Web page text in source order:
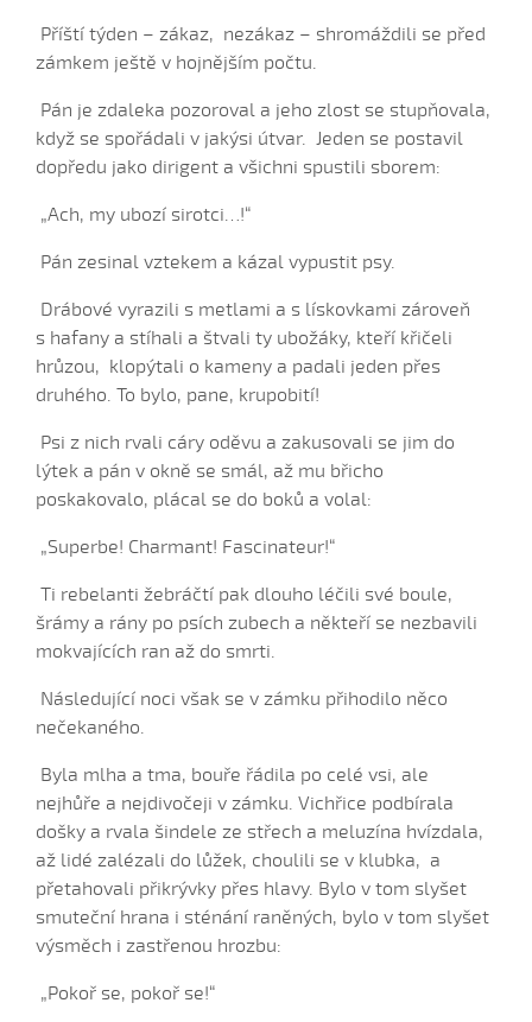
Ej, léto, léto (Jachníková Markéta, 2010)
Ej, moselo by nebyc (Antonín Bruštík, 2004)
Ej oře, oře, pánú pacholek (Jana Záhorová, 2005)
Ej oře, oře pánú pacholek (Kristýna Macková, 2009)
Ej, padá, padá rosička (Adéla Čevelová, 2010)
Ej, padá, padá rosička (Kateřina Koníčková, 2004)
Ej, počkaj, Juro, Jane...
Ej, počkaj, Juro, Jane (Klára Elsnerová, 2008)
Ej, rozmarýn, rozmarýn...
Ej, vím já o děvčině
Ešče si zazpjevám (Provodovská Kristýna, 2010)
Eště byly štyry týdně do hodů
Eště jednú
Fialenko modrá...
Fialenko modrá, co nemožeš
Haj, husičky, haj (Helena Šťastná, 2008)
Hnalo dívča krávy (Čevelová Adéla, 2008)
Hnalo dívča krávy, hnalo (Jolana Sedlářová, 2017)
Hnalo dívča krávy (Kristýna Menšíková, 2013)
Hnalo dívča krávy (Lucie Němečková, 2013)
Hnalo dívča krávy (Nora Ondrová, 2014)
Hoja, hoja, hoja (Iva Bedřichová, 2005)
Hoja, hoja, hoja (Kateřina Hruščáková, 2008)
Hopaj hop...
Příští týden – zákaz, nezákaz – shromáždili se před
zámkem ještě v hojnějším počtu.
Pán je zdaleka pozoroval a jeho zlost se stupňovala,
když se spořádali v jakýsi útvar. Jeden se postavil
dopředu jako dirigent a všichni spustili sborem:
„Ach, my ubozí sirotci…!“
Pán zesinal vztekem a kázal vypustit psy.
Drábové vyrazili s metlami a s lískovkami zároveň
s hafany a stíhali a štvali ty ubožáky, kteří křičeli
hrůzou, klopýtali o kameny a padali jeden přes
druhého. To bylo, pane, krupobití!
Psi z nich rvali cáry oděvu a zakusovali se jim do
lýtek a pán v okně se smál, až mu břicho
poskakovalo, plácal se do boků a volal:
„Superbe! Charmant! Fascinateur!“
Ti rebelanti žebráčtí pak dlouho léčili své boule,
šrámy a rány po psích zubech a někteří se nezbavili
mokvajících ran až do smrti.
Následující noci však se v zámku přihodilo něco
nečekaného.
Byla mlha a tma, bouře řádila po celé vsi, ale
nejhůře a nejdivočeji v zámku. Vichřice podbírala
došky a rvala šindele ze střech a meluzína hvízdala,
až lidé zalézali do lůžek, choulili se v klubka, a
přetahovali přikrývky přes hlavy. Bylo v tom slyšet
smuteční hrana i sténání raněných, bylo v tom slyšet
výsměch i zastřenou hrozbu:
„Pokoř se, pokoř se!“